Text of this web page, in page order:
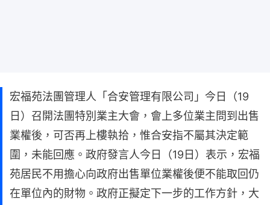
宏福苑法團管理人「合安管理有限公司」今日（19
日）召開法團特別業主大會，會上多位業主問到出售
業權後，可否再上樓執拾，惟合安指不屬其決定範
圍，未能回應。政府發言人今日（19日）表示，宏福
苑居民不用擔心向政府出售單位業權後便不能取回仍
在單位內的財物。政府正擬定下一步的工作方針，大